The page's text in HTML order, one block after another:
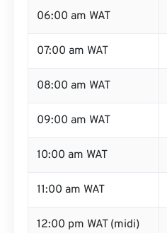
06:00 am WAT
07:00 am WAT
08:00 am WAT
09:00 am WAT
10:00 am WAT
11:00 am WAT
12:00 pm WAT (midi)